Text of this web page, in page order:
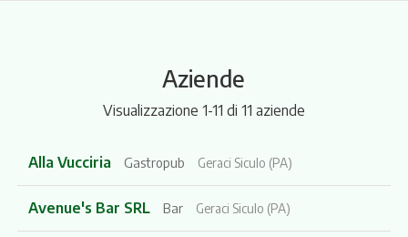
Aziende
Visualizzazione 1-11 di 11 aziende
Alla Vucciria Gastropub Geraci Siculo (PA)
Avenue's Bar SRL Bar Geraci Siculo (PA)